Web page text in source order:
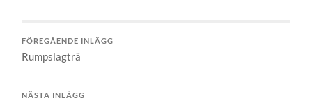
FÖREGÅENDE INLÄGG
Rumpslagträ
NÄSTA INLÄGG